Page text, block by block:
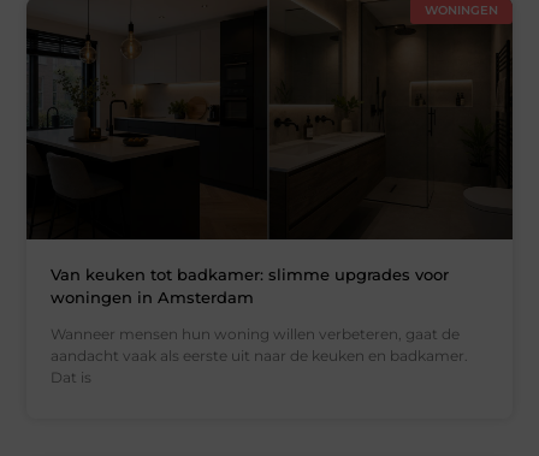
WONINGEN
Van keuken tot badkamer: slimme upgrades voor
woningen in Amsterdam
Wanneer mensen hun woning willen verbeteren, gaat de
aandacht vaak als eerste uit naar de keuken en badkamer.
Dat is